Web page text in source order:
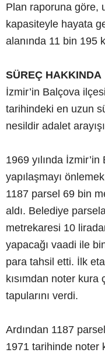
Plan raporuna göre,
kapasiteyle hayata
alanında 11 bin 195
SÜREÇ HAKKINDA
İzmir’in Balçova
tarihindeki en uzun
nesildir adalet
1969 yılında
yapılaşmayı
1187 parsel 69 bin
aldı. Belediye
metrekaresi 10
yapacağı vaadi ile
para tahsil etti. İlk
kısımdan noter
tapularını verdi.
Ardından 1187
1971 tarihinde noter